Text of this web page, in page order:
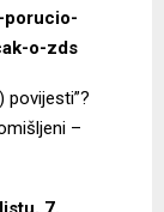
porucio-
o-zds
povijesti”?
–